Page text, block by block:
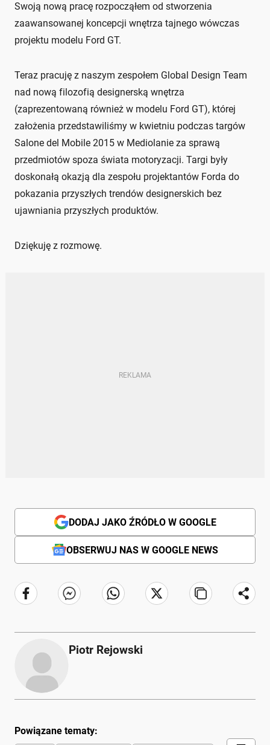
Swoją nową pracę rozpocząłem od stworzenia
zaawansowanej koncepcji wnętrza tajnego wówczas
projektu modelu Ford GT.
Teraz pracuję z naszym zespołem Global Design Team
nad nową filozofią designerską wnętrza
(zaprezentowaną również w modelu Ford GT), której
założenia przedstawiliśmy w kwietniu podczas targów
Salone del Mobile 2015 w Mediolanie za sprawą
przedmiotów spoza świata motoryzacji. Targi były
doskonałą okazją dla zespołu projektantów Forda do
pokazania przyszłych trendów designerskich bez
ujawniania przyszłych produktów.
Dziękuję z rozmowę.
DODAJ JAKO ŹRÓDŁO W GOOGLE
OBSERWUJ NAS W GOOGLE NEWS
Piotr Rejowski
Powiązane tematy: